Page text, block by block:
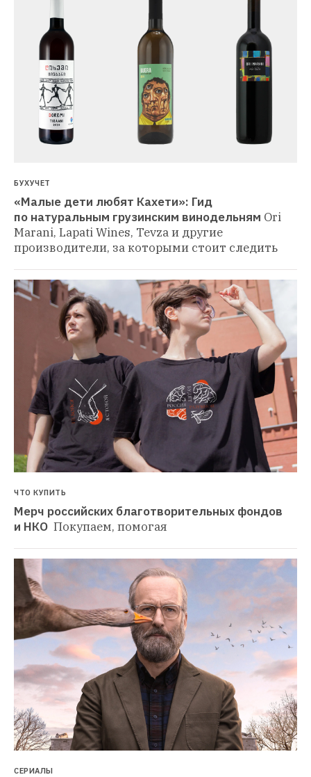
БУХУЧЕТ
«Малые дети любят Кахети»: Гид
по натуральным грузинским винодельням Ori
Marani, Lapati Wines, Tevza и другие
производители, за которыми стоит следить
ЧТО КУПИТЬ
Мерч российских благотворительных фондов
и НКО Покупаем, помогая
СЕРИАЛЫ